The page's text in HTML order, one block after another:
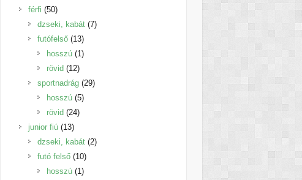
férfi 5050
termék
dzseki, kabát 77
futófelső 1313
termék
hosszú 11
rövid 1212
termék
sportnadrág 2929
hosszú 55
rövid 2424
junior fiú 1313
termék
dzseki, kabát 22
futó felső 1010
termék
hosszú 11